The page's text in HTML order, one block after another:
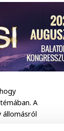
A
állomásról